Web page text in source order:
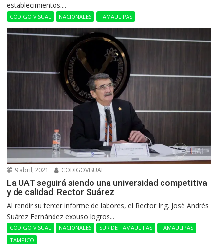
establecimientos....
CÓDIGO VISUAL NACIONALES TAMAULIPAS
9 abril, 2021 CODIGOVISUAL
La UAT seguirá siendo una universidad competitiva
y de calidad: Rector Suárez
Al rendir su tercer informe de labores, el Rector Ing. José Andrés
Suárez Fernández expuso logros...
CÓDIGO VISUAL NACIONALES SUR DE TAMAULIPAS
TAMAULIPAS
TAMPICO